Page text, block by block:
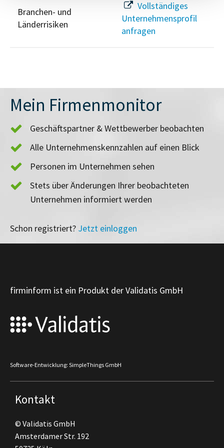
Branchen- und
Länderrisiken
Vollständiges
Unternehmensprofil
anfragen
Mein Firmenmonitor
Geschäftspartner & Wettbewerber beobachten
Alle Unternehmenskennzahlen auf einen Blick
Personen im Unternehmen sehen
Stets über Änderungen Ihrer beobachteten
Unternehmen informiert werden
Schon registriert? Jetzt einloggen
firminform ist ein Produkt der Validatis GmbH
Software-Entwicklung: SimpleThings GmbH
Kontakt
© Validatis GmbH
Amsterdamer Str. 192